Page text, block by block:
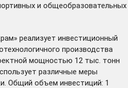
и общеобразовательных
реализует инвестиционный
производства
мощностью 12 тыс. тонн
различные меры
Общий объем инвестиций: 1